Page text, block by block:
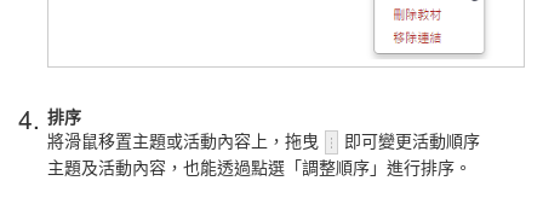
4. 排序
將滑鼠移置主題或活動內容上，拖曳
即可變更活動順序
主題及活動內容，也能透過點選「調整順序」進行排序。